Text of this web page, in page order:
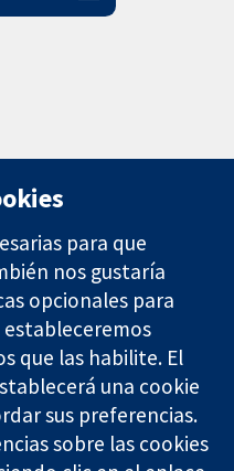
Contacto
Noticias
Prensa
Sobre
nosotros
Empleo
Cochrane
Library
para que
nos gustaría
opcionales para
que las habilite. El
una cookie
sus preferencias.
sobre las cookies